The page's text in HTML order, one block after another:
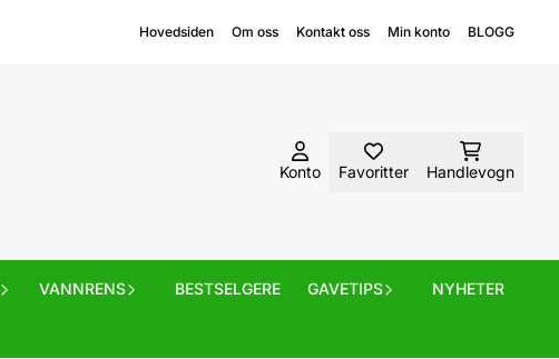
Hovedsiden Om oss Kontakt oss Min konto BLOGG
Konto Favoritter Handlevogn
VANNRENS BESTSELGERE GAVETIPS NYHETER